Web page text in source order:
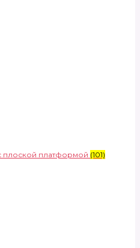
плоской платформой (101)